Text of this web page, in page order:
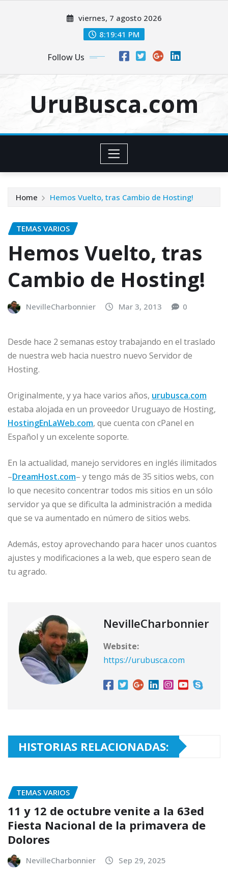
viernes, 7 agosto 2026
8:19:42 PM
Follow Us
UruBusca.com
Home Hemos Vuelto, tras Cambio de Hosting!
TEMAS VARIOS
Hemos Vuelto, tras
Cambio de Hosting!
NevilleCharbonnier Mar 3, 2013 0
Desde hace 2 semanas estoy trabajando en el traslado
de nuestra web hacia nuestro nuevo Servidor de
Hosting.
Originalmente, y ya hace varios años, urubusca.com
estaba alojada en un proveedor Uruguayo de Hosting,
HostingEnLaWeb.com, que cuenta con cPanel en
Español y un excelente soporte.
En la actualidad, manejo servidores en inglés ilimitados
–DreamHost.com– y tengo más de 35 sitios webs, con
lo que necesito concentrar todos mis sitios en un sólo
servidor ya que se dificulta la administración a medida
que se va aumentado en número de sitios webs.
Además, estoy aprovechando para hacer unos cuantos
ajustes y modificaciones a la web, que espero sean de
tu agrado.
NevilleCharbonnier
Website:
https://urubusca.com
HISTORIAS RELACIONADAS:
TEMAS VARIOS
11 y 12 de octubre venite a la 63ed
Fiesta Nacional de la primavera de
Dolores
NevilleCharbonnier Sep 29, 2025